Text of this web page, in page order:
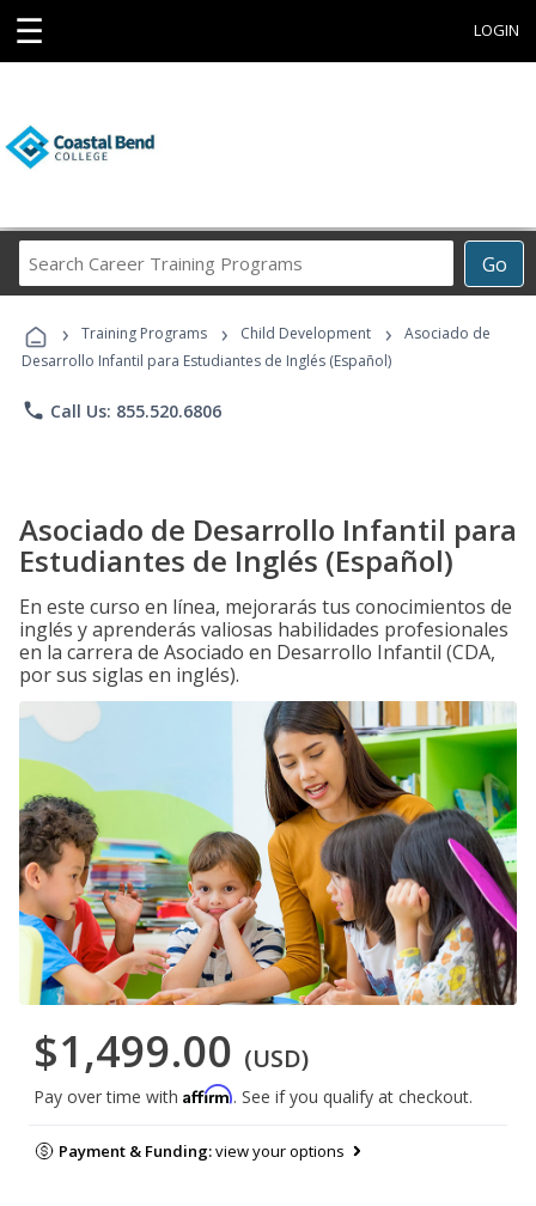
☰ LOGIN
Go
Career
Programs
› Training Programs › Child Development ›
Asociado de
Desarrollo Infantil para Estudiantes de Inglés (Español)
phone Call Us: 855.520.6806
Asociado de Desarrollo Infantil para
Estudiantes de Inglés (Español)
En este curso en línea, mejorarás tus conocimientos de
inglés y aprenderás valiosas habilidades profesionales
en la carrera de Asociado en Desarrollo Infantil (CDA,
por sus siglas en inglés).
$1,499.00 (USD)
Pay over time with Affirm. See if you qualify at checkout.
Payment & Funding:view your options